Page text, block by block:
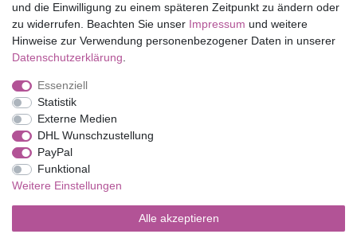
Service
Versandkosten
Impressum
Barrierefreiheitserklärung
und die Einwilligung zu einem späteren Zeitpunkt zu ändern oder
zu widerrufen. Beachten Sie unser Impressum und weitere
Hinweise zur Verwendung personenbezogener Daten in unserer
Daten­schutz­erklärung
Essenziell
Statistik
Externe Medien
DHL Wunschzustellung
PayPal
Funktional
Weitere Einstellungen
Alle akzeptieren